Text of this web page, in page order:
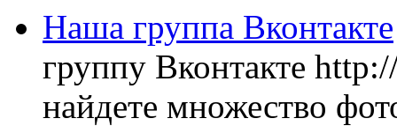
Наша группа Вконтакте
группу Вконтакте
найдете множество